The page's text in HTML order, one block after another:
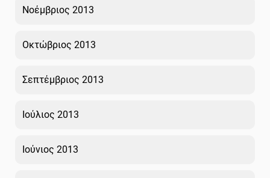
Νοέμβριος 2013
Οκτώβριος 2013
Σεπτέμβριος 2013
Ιούλιος 2013
Ιούνιος 2013